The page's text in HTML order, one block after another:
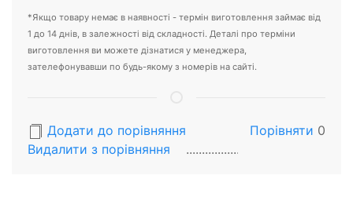
*Якщо товару немає в наявності - термін виготовлення займає від
1 до 14 днів, в залежності від складності. Деталі про терміни
виготовлення ви можете дізнатися у менеджера,
зателефонувавши по будь-якому з номерів на сайті.
Додати до порівняння
Видалити з порiвняння
Порівняти 0